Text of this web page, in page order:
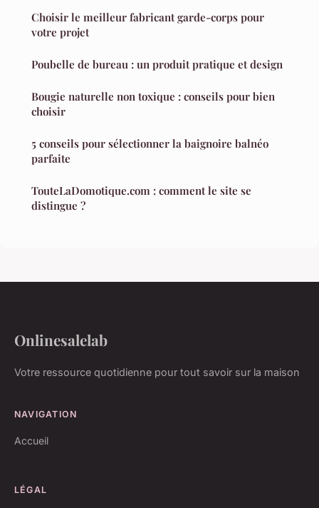
Choisir le meilleur fabricant garde-corps pour
votre projet
Poubelle de bureau : un produit pratique et design
Bougie naturelle non toxique : conseils pour bien
choisir
5 conseils pour sélectionner la baignoire balnéo
parfaite
TouteLaDomotique.com : comment le site se
distingue ?
Onlinesalelab
Votre ressource quotidienne pour tout savoir sur la maison
NAVIGATION
Accueil
LÉGAL